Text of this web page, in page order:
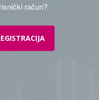
račun?